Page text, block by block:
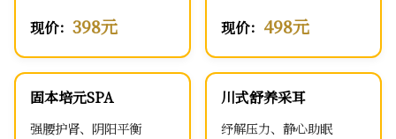
现价： 398元 现价： 498元
固本培元SPA
强腰护肾、阴阳平衡
川式舒养采耳
纾解压力、静心助眠